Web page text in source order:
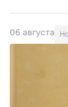
06 августа